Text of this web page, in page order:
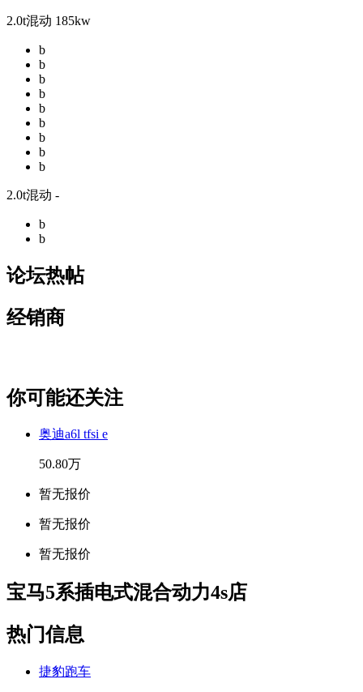
2.0t混动 185kw
b
b
b
b
b
b
b
b
b
2.0t混动 -
b
b
论坛热帖
经销商
你可能还关注
奥迪a6l tfsi e
50.80万
暂无报价
暂无报价
暂无报价
宝马5系插电式混合动力4s店
热门信息
捷豹跑车